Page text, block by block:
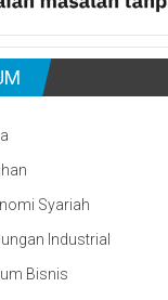
Syariah
Industrial
Bisnis